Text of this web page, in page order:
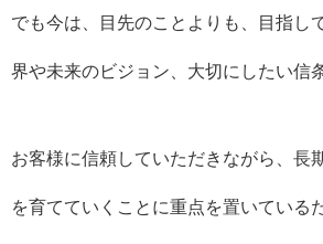
でも今は、目先のことよりも、目指し
界や未来のビジョン、大切にしたい信
お客様に信頼していただきながら、長
を育てていくことに重点を置いている